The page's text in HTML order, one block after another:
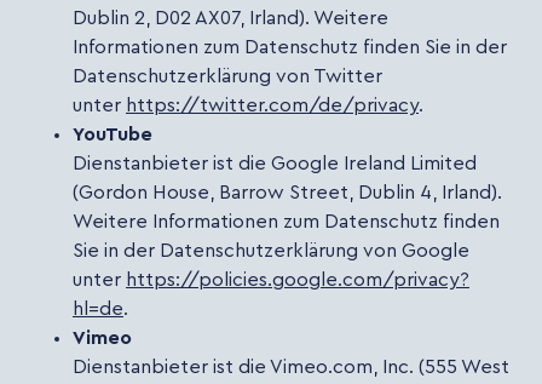
Dublin 2, D02 AX07, Irland). Weitere
Informationen zum Datenschutz finden Sie in der
Datenschutzerklärung von Twitter
unter https://twitter.com/de/privacy.
YouTube
Dienstanbieter ist die Google Ireland Limited
(Gordon House, Barrow Street, Dublin 4, Irland).
Weitere Informationen zum Datenschutz finden
Sie in der Datenschutzerklärung von Google
unter https://policies.google.com/privacy?
hl=de.
Vimeo
Dienstanbieter ist die Vimeo.com, Inc. (555 West